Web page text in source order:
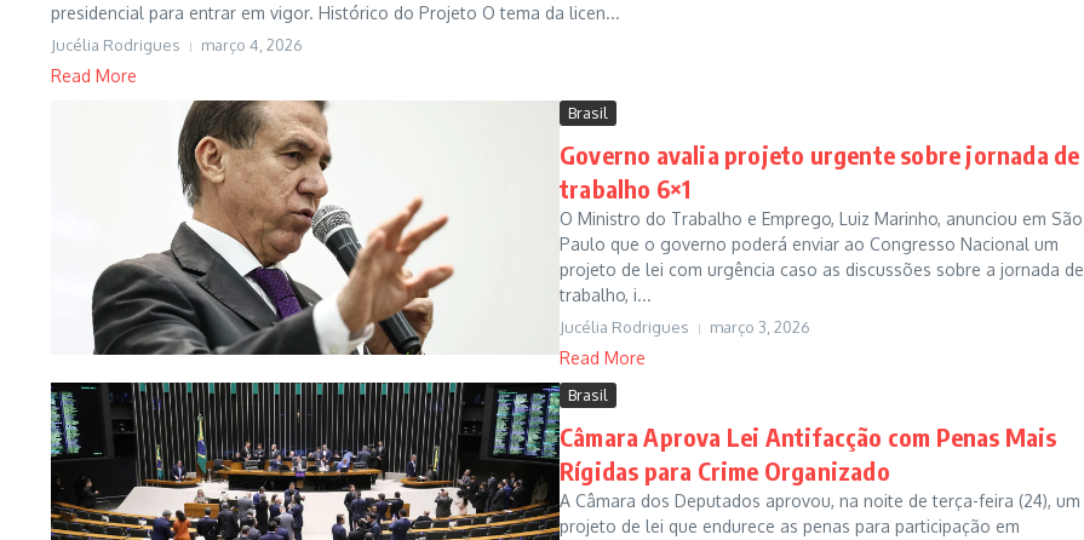
presidencial para entrar em vigor. Histórico do Projeto O tema da licen...
Jucélia Rodrigues março 4, 2026
Read More
Brasil
Governo avalia projeto urgente sobre jornada de
trabalho 6×1
O Ministro do Trabalho e Emprego, Luiz Marinho, anunciou em São
Paulo que o governo poderá enviar ao Congresso Nacional um
projeto de lei com urgência caso as discussões sobre a jornada de
trabalho, i...
Jucélia Rodrigues março 3, 2026
Read More
Brasil
Câmara Aprova Lei Antifacção com Penas Mais
Rígidas para Crime Organizado
A Câmara dos Deputados aprovou, na noite de terça-feira (24), um
projeto de lei que endurece as penas para participação em